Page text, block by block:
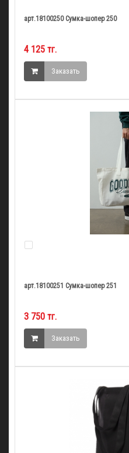
арт.18100250 Сумка-шопер 250
4 125 тг.
Заказать
арт.18100251 Сумка-шопер 251
3 750 тг.
Заказать